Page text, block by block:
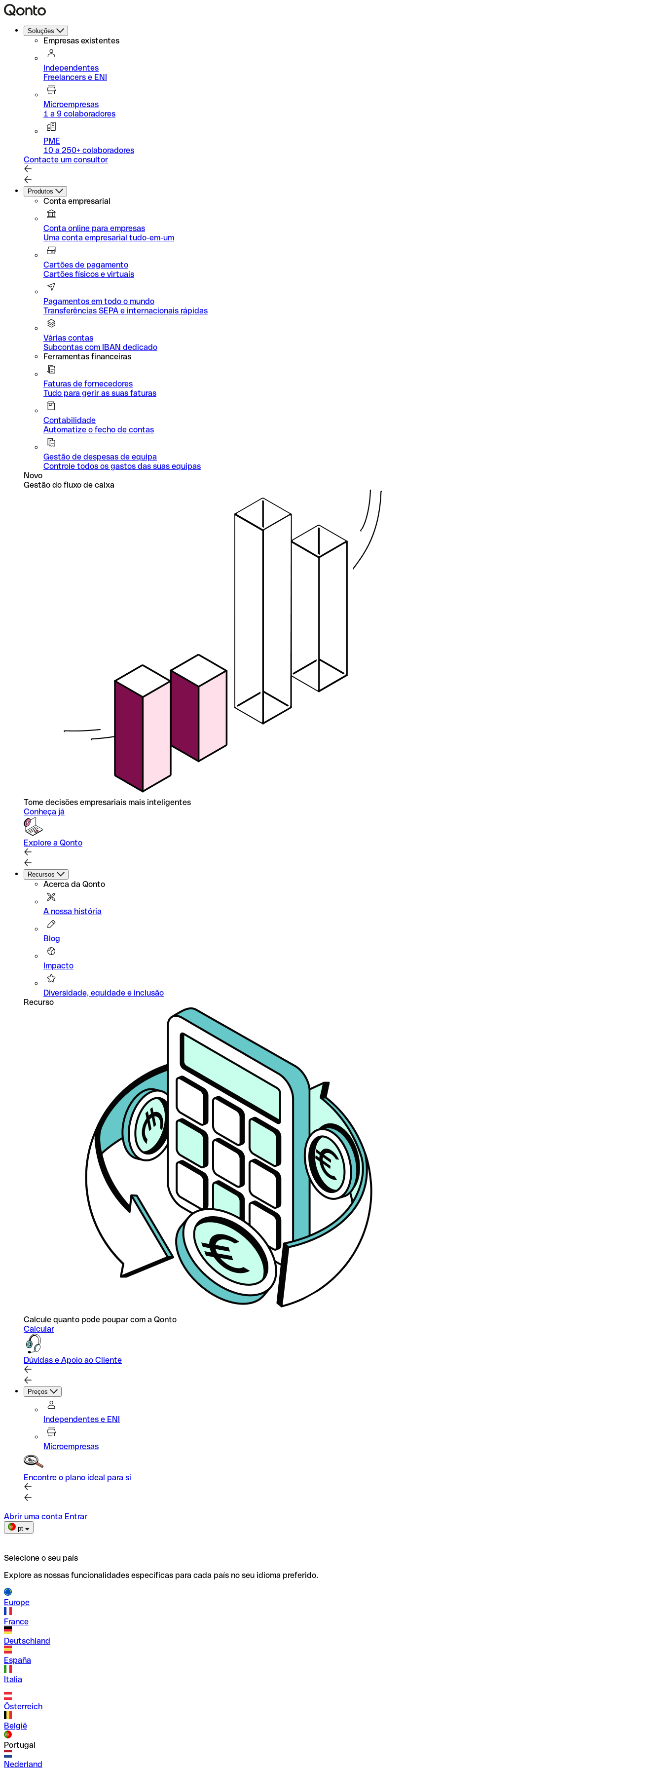
Soluções
Empresas existentes
Independentes
Freelancers e ENI
Microempresas
1 a 9 colaboradores
PME
10 a 250+ colaboradores
Contacte um consultor
Produtos
Conta empresarial
Conta online para empresas
Uma conta empresarial tudo-em-um
Cartões de pagamento
Cartões físicos e virtuais
Pagamentos em todo o mundo
Transferências SEPA e internacionais rápidas
Várias contas
Subcontas com IBAN dedicado
Ferramentas financeiras
Faturas de fornecedores
Tudo para gerir as suas faturas
Contabilidade
Automatize o fecho de contas
Gestão de despesas de equipa
Controle todos os gastos das suas equipas
Novo
Gestão do fluxo de caixa
Tome decisões empresariais mais inteligentes
Conheça já
Explore a Qonto
Recursos
Acerca da Qonto
A nossa história
Blog
Impacto
Diversidade, equidade e inclusão
Recurso
Calcule quanto pode poupar com a Qonto
Calcular
Dúvidas e Apoio ao Cliente
Preços
Independentes e ENI
Microempresas
Encontre o plano ideal para si
Abrir uma conta Entrar
pt
Selecione o seu país
Explore as nossas funcionalidades específicas para cada país no seu idioma preferido.
Europe
France
Deutschland
España
Italia
Österreich
België
Portugal
Nederland